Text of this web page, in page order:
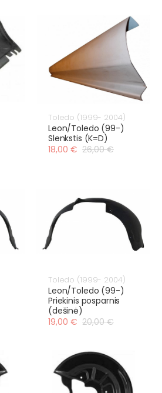
Toledo (1999- 2004)
Leon/Toledo (99-)
Slenkstis (K=D)
18,00 € 26,00 €
Toledo (1999- 2004)
Leon/Toledo (99-)
Priekinis posparnis
(dešinė)
19,00 € 20,00 €